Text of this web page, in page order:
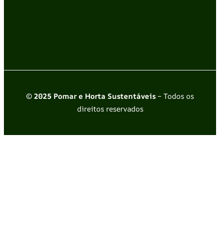
© 2025 Pomar e Horta Sustentáveis– Todos os
direitos reservados